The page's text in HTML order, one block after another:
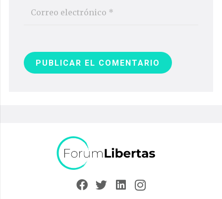
PUBLICAR EL COMENTARIO